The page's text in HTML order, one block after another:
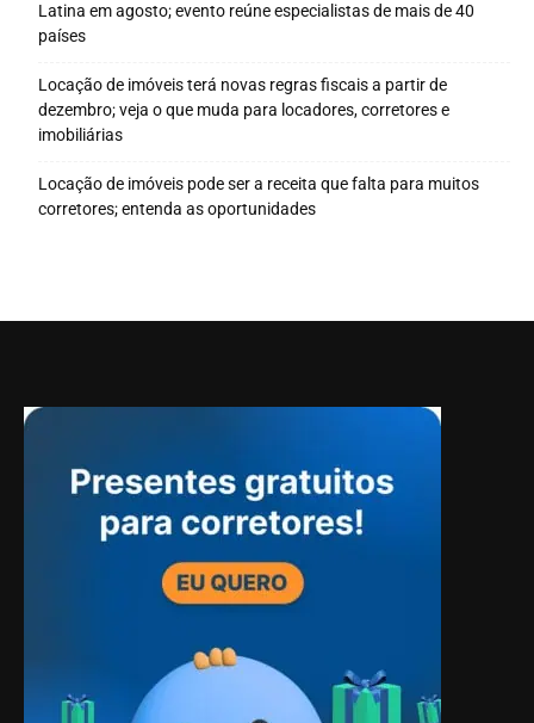
Latina em agosto; evento reúne especialistas de mais de 40
países
Locação de imóveis terá novas regras fiscais a partir de
dezembro; veja o que muda para locadores, corretores e
imobiliárias
Locação de imóveis pode ser a receita que falta para muitos
corretores; entenda as oportunidades